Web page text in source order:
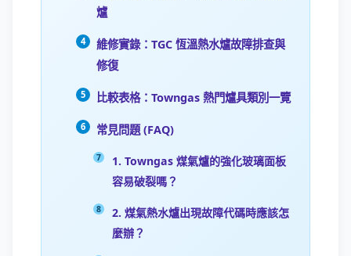
爐
維修實錄：TGC 恆溫熱水爐故障排查與
修復
比較表格：Towngas 熱門爐具類別一覽
常見問題 (FAQ)
1. Towngas 煤氣爐的強化玻璃面板
容易破裂嗎？
2. 煤氣熱水爐出現故障代碼時應該怎
麼辦？